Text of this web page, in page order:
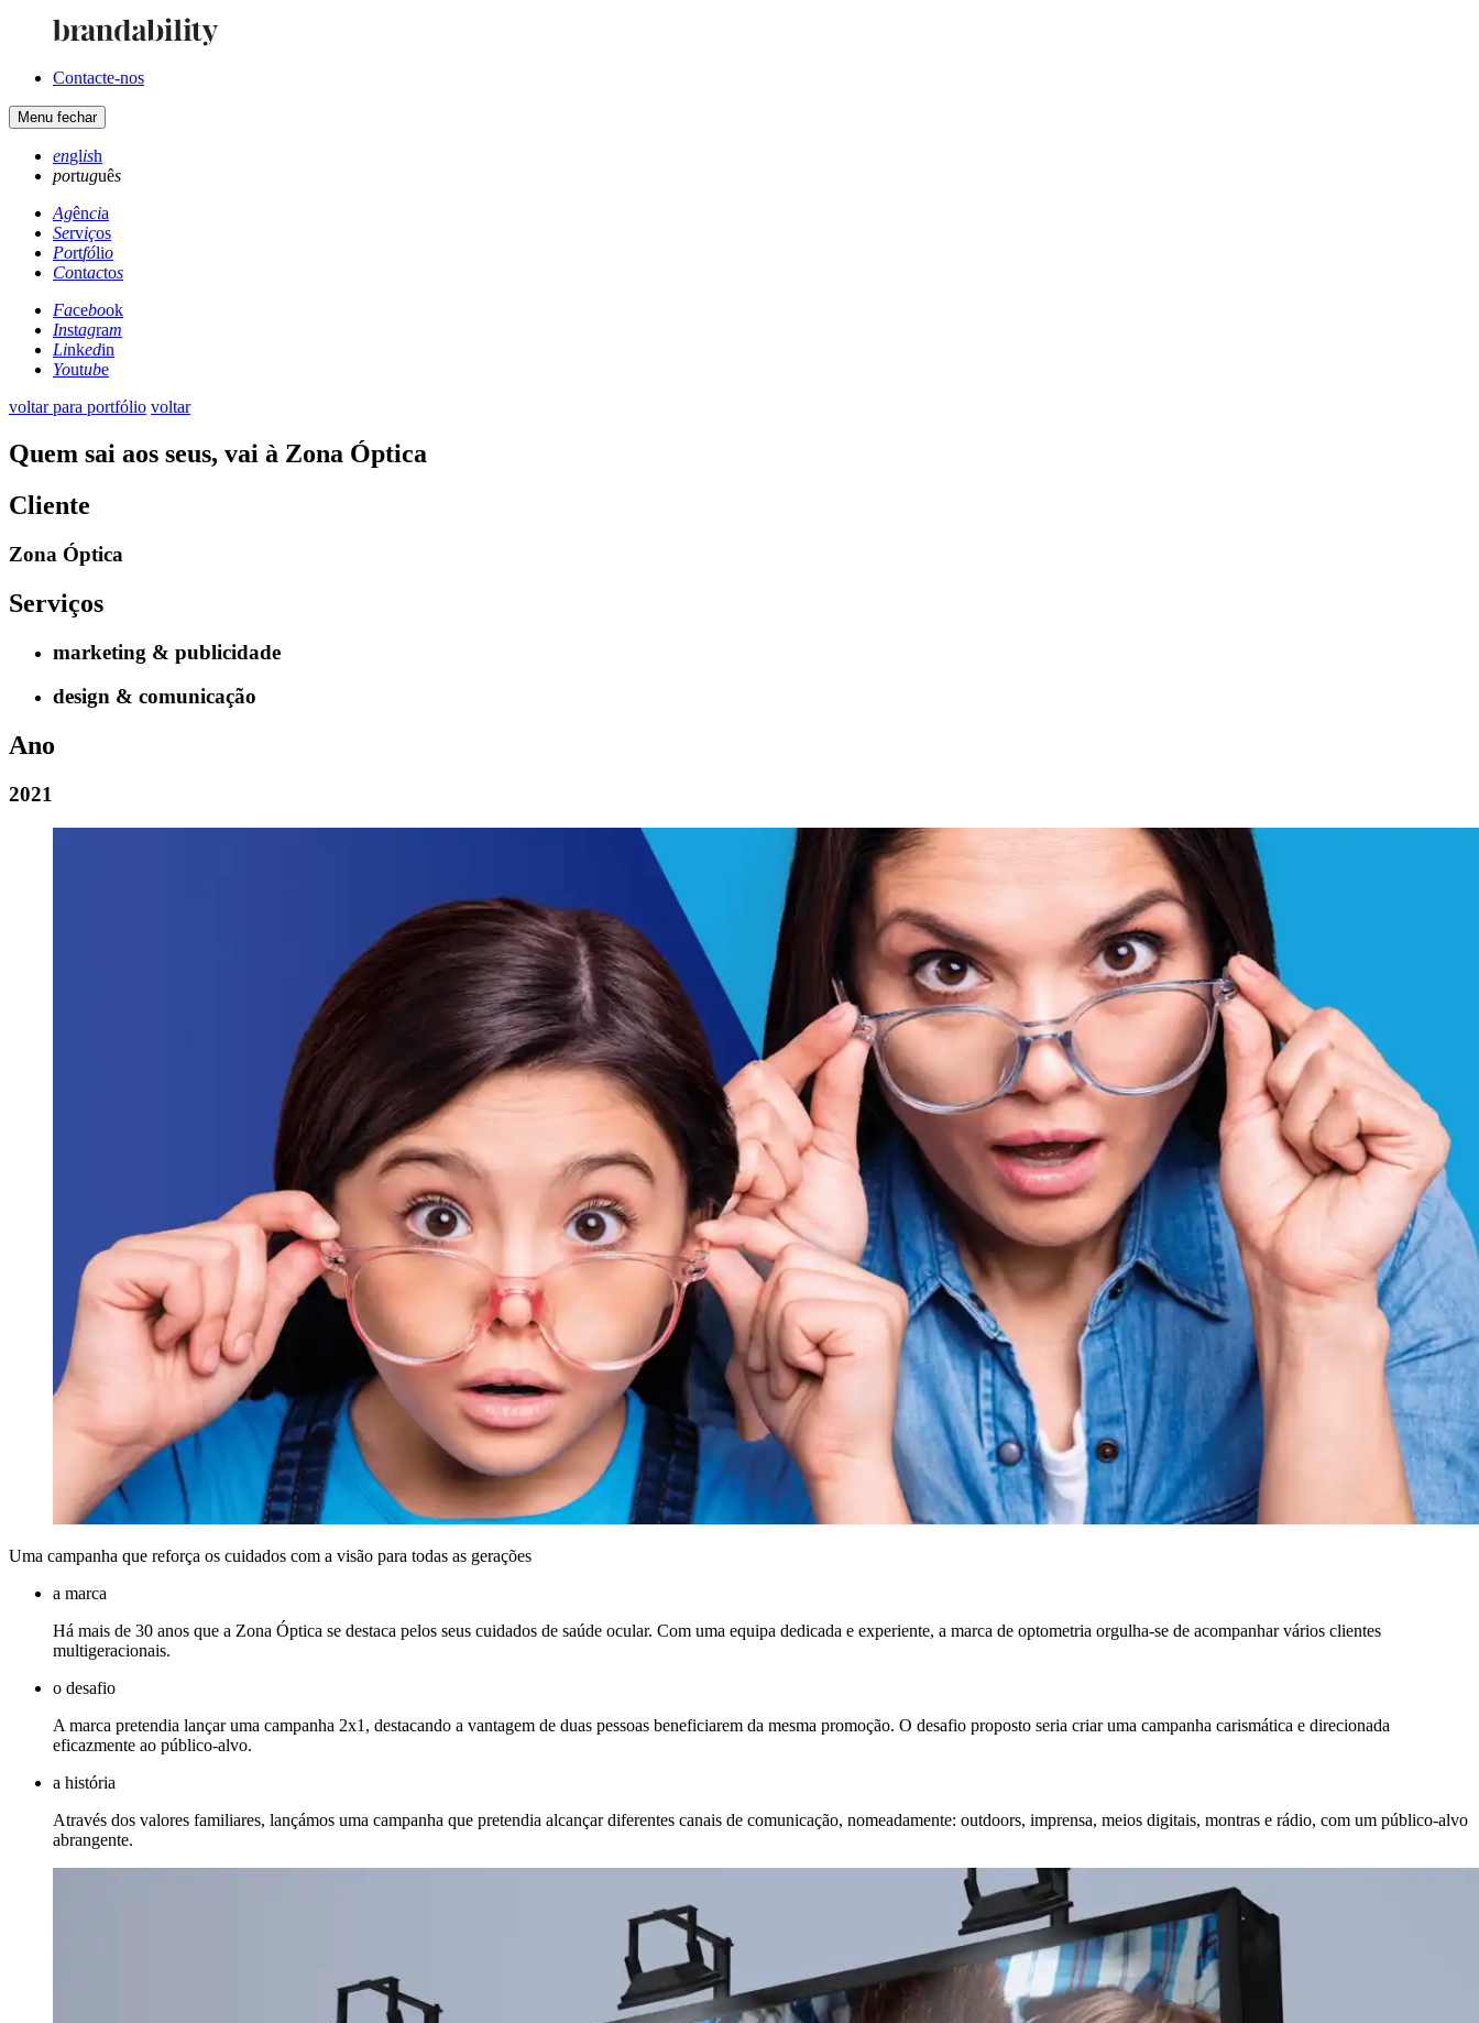
Contacte-nos
Menu fechar
english
português
Agência
Serviços
Portfólio
Contactos
Facebook
Instagram
Linkedin
Youtube
voltar para portfólio voltar
Quem sai aos seus, vai à Zona Óptica
Cliente
Zona Óptica
Serviços
marketing & publicidade
design & comunicação
Ano
2021
Uma campanha que reforça os cuidados com a visão para todas as gerações
a marca
Há mais de 30 anos que a Zona Óptica se destaca pelos seus cuidados de saúde ocular. Com uma equipa dedicada e experiente, a marca de optometria orgulha-se de acompanhar vários clientes
multigeracionais.
o desafio
A marca pretendia lançar uma campanha 2x1, destacando a vantagem de duas pessoas beneficiarem da mesma promoção. O desafio proposto seria criar uma campanha carismática e direcionada
eficazmente ao público-alvo.
a história
Através dos valores familiares, lançámos uma campanha que pretendia alcançar diferentes canais de comunicação, nomeadamente: outdoors, imprensa, meios digitais, montras e rádio, com um público-alvo
abrangente.